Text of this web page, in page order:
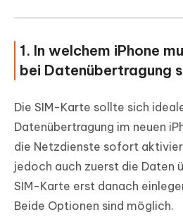
1. In welchem iPhone
bei Datenübertragung
Die SIM-Karte sollte sich
Datenübertragung im neuen
die Netzdienste sofort
jedoch auch zuerst die Daten
SIM-Karte erst danach
Beide Optionen sind möglich.